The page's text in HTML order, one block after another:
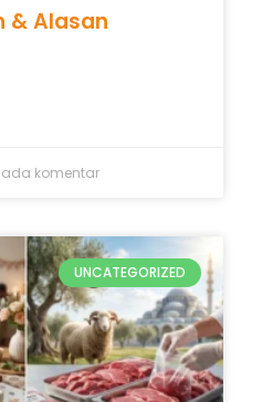
& Alasan
komentar
UNCATEGORIZED